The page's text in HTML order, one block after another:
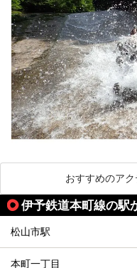
おすすめのア
伊予鉄道本町線の駅
松山市駅
本町一丁目